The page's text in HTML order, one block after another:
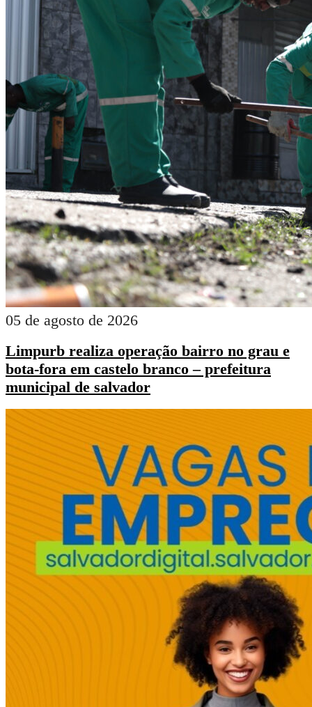
05 de agosto de 2026
Limpurb realiza operação bairro no grau e
bota-fora em castelo branco – prefeitura
municipal de salvador